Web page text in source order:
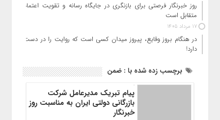
روز خبرنگار فرصتی برای بازنگری در جایگاه رسانه و تقویت اعتماد
متقابل است
17 مرداد 1405
در هنگام بروز وقایع، پیروز میدان کسی است که روایت را در دست
دارد!
برچسب زده شده با : ضمن
پیام تبریک مدیرعامل شرکت
بازرگانی دولتی ایران به مناسبت روز
خبرنگار